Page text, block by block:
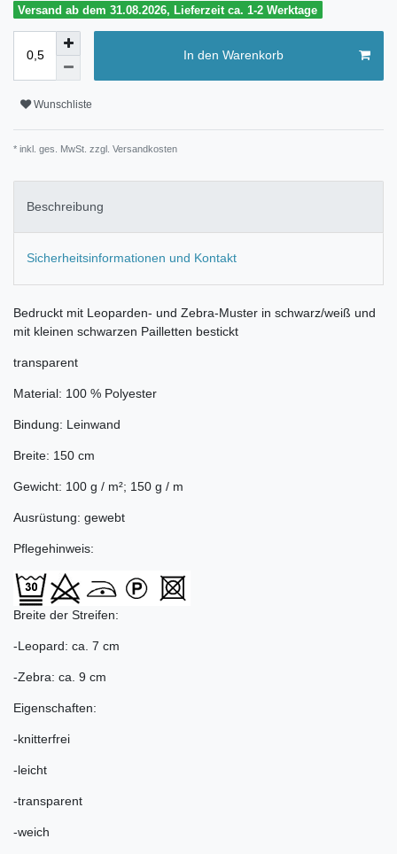
Versand ab dem 31.08.2026, Lieferzeit ca. 1-2 Werktage
In den Warenkorb
Wunschliste
* inkl. ges. MwSt. zzgl. Versandkosten
Beschreibung
Sicherheitsinformationen und Kontakt
Bedruckt mit Leoparden- und Zebra-Muster in schwarz/weiß und
mit kleinen schwarzen Pailletten bestickt
transparent
Material: 100 % Polyester
Bindung: Leinwand
Breite: 150 cm
Gewicht: 100 g / m²; 150 g / m
Ausrüstung: gewebt
Pflegehinweis:
Breite der Streifen:
-Leopard: ca. 7 cm
-Zebra: ca. 9 cm
Eigenschaften:
-knitterfrei
-leicht
-transparent
-weich